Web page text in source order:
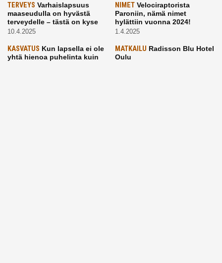
TERVEYS Varhaislapsuus
maaseudulla on hyvästä
terveydelle – tästä on kyse
10.4.2025
NIMETVelociraptorista
Paroniin, nämä nimet
hylättiin vuonna 2024!
1.4.2025
KASVATUS Kun lapsella ei ole
yhtä hienoa puhelinta kuin
MATKAILU Radisson Blu Hotel
Oulu